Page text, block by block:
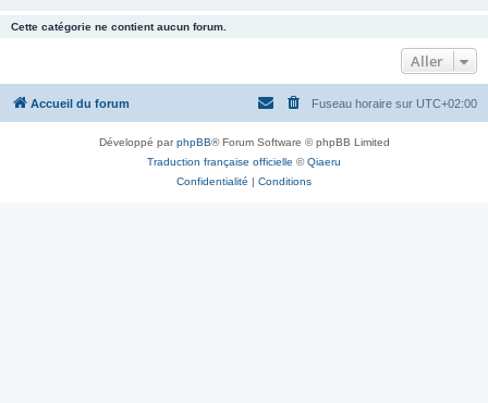
Cette catégorie ne contient aucun forum.
Aller
Accueil du forum Fuseau horaire sur UTC+02:00
Développé parphpBB® Forum Software © phpBB Limited
Traduction française officielle ©Qiaeru
Confidentialité | Conditions